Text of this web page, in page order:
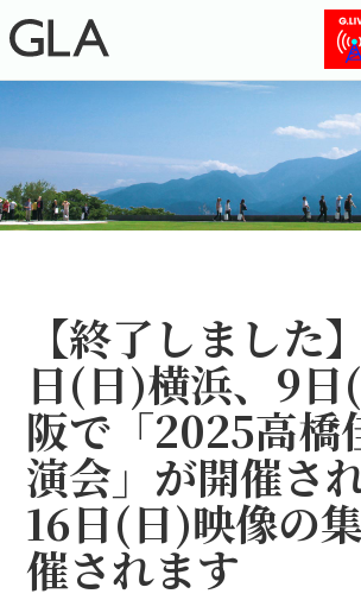
【終了しました
日(日)横浜、9
阪で「2025高橋
演会」が開催さ
16日(日)映像の
催されます